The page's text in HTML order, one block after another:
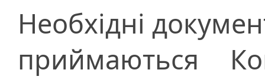
Необхідні
приймаються